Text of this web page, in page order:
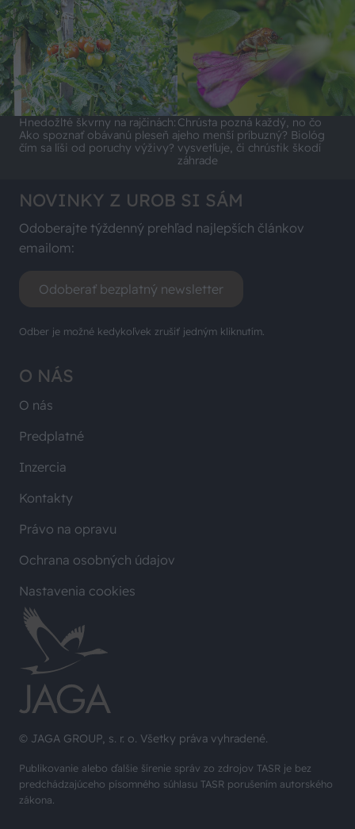
Hnedožlté škvrny na rajčinách:
Ako spoznať obávanú pleseň a
čím sa líši od poruchy výživy?
Chrústa pozná každý, no čo
jeho menší príbuzný? Biológ
vysvetľuje, či chrústik škodí
záhrade
© JAGA GROUP, s. r. o. Všetky práva vyhradené.
Publikovanie alebo ďalšie šírenie správ zo zdrojov TASR je bez
predchádzajúceho písomného súhlasu TASR porušením autorského
zákona.
O NÁS
O nás
Predplatné
Inzercia
Kontakty
Právo na opravu
Ochrana osobných údajov
Nastavenia cookies
NOVINKY Z UROB SI SÁM
Odoberajte týždenný prehľad najlepších článkov
emailom:
Odoberať bezplatný newsletter
Odber je možné kedykoľvek zrušiť jedným kliknutím.